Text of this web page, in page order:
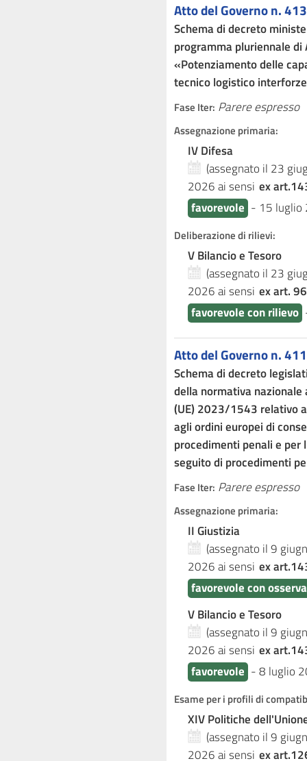
Atto del Governo n. 413
Schema di decreto
programma pluriennale
«Potenziamento delle
tecnico logistico
Fase Iter: Parere espresso
Assegnazione primaria:
IV Difesa
(assegnato il 23
2026ai sensi ex
favorevole - 15 luglio
Deliberazione di rilievi:
V Bilancio e Tesoro
(assegnato il 23
2026ai sensi ex art.
favorevole con rilievo
Atto del Governo n. 411
Schema di decreto
della normativa
(UE) 2023/1543 relativo
agli ordini europei di
procedimenti penali e per
seguito di procedimenti
Fase Iter: Parere espresso
Assegnazione primaria:
II Giustizia
(assegnato il 9
2026ai sensi ex
favorevole con
V Bilancio e Tesoro
(assegnato il 9
2026ai sensi ex
favorevole -8 luglio
Esame per i profili di
XIV Politiche
(assegnato il 9
2026ai sensi ex